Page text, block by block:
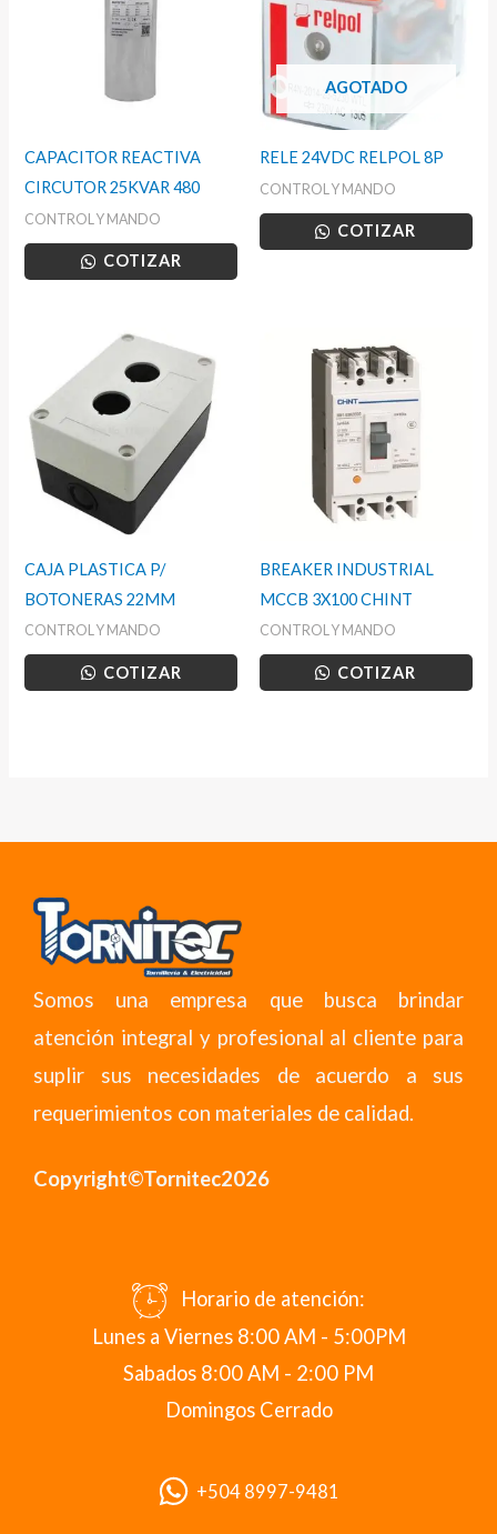
CAPACITOR REACTIVA
CIRCUTOR 25KVAR 480
CONTROL Y MANDO
COTIZAR
AGOTADO
RELE 24VDC RELPOL 8P
CONTROL Y MANDO
COTIZAR
CAJA PLASTICA P/
BOTONERAS 22MM
CONTROL Y MANDO
COTIZAR
BREAKER INDUSTRIAL
MCCB 3X100 CHINT
CONTROL Y MANDO
COTIZAR
Somos una empresa que busca brindar
atención integral y profesional al cliente para
suplir sus necesidades de acuerdo a sus
requerimientos con materiales de calidad.
Copyright©Tornitec2026
Horario de atención:
Lunes a Viernes 8:00 AM - 5:00PM
Sabados 8:00 AM - 2:00 PM
Domingos Cerrado
+504 8997-9481